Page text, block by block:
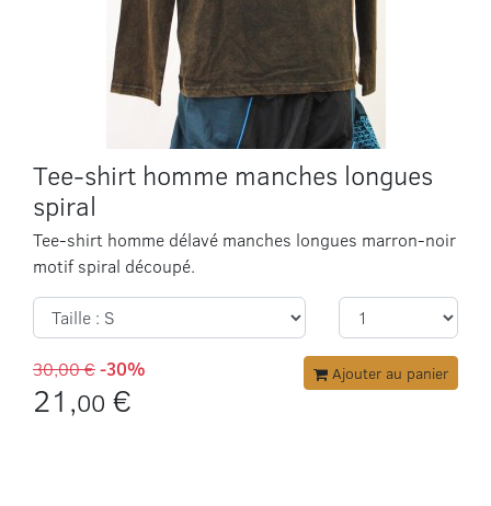
Tee-shirt homme manches longues
spiral
Tee-shirt homme délavé manches longues marron-noir
motif spiral découpé.
30,00 €-30%
21,00 €
Ajouter au panier